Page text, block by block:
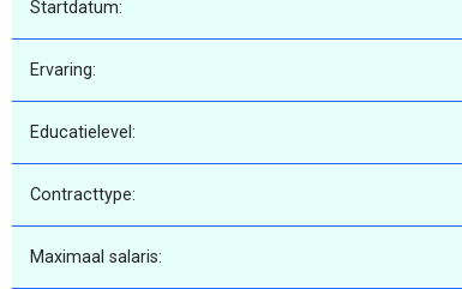
Startdatum:
Ervaring:
Educatielevel:
Contracttype:
Maximaal salaris: